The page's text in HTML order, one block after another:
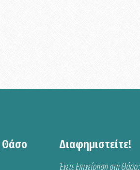
Θάσο Διαφημιστείτε!
Έχετε Επιχείρηση στη Θάσο;